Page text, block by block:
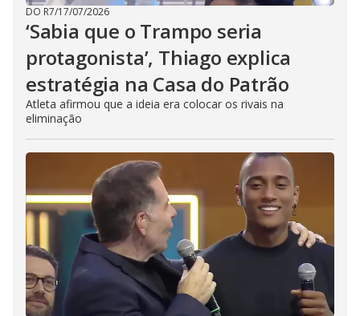
DO R7/17/07/2026
‘Sabia que o Trampo seria
protagonista’, Thiago explica
estratégia na Casa do Patrão
Atleta afirmou que a ideia era colocar os rivais na
eliminação